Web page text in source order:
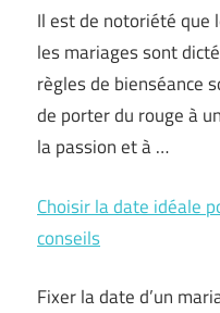
Il est de notoriété que
les mariages sont
règles de bienséance
de porter du rouge à
la passion et à …
Choisir la date idéale
conseils
Fixer la date d’un